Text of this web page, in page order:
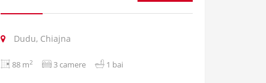
Dudu, Chiajna
88 m2 3 camere 1 bai